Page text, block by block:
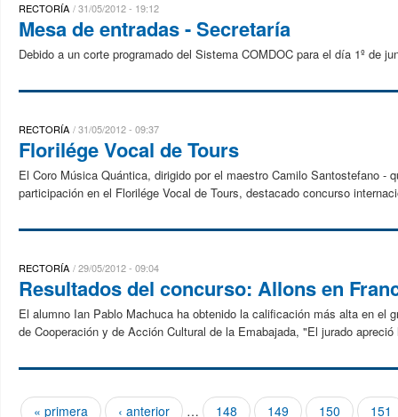
RECTORÍA 31/05/2012 - 19:12
Mesa de entradas - Secretaría
Debido a un corte programado del Sistema COMDOC para el día 1º de
RECTORÍA 31/05/2012 - 09:37
Florilége Vocal de Tours
El Coro Música Quántica, dirigido por el maestro Camilo Santostefano -
participación en el Florilége Vocal de Tours, destacado concurso
RECTORÍA 29/05/2012 - 09:04
Resultados del concurso: Allons en
El alumno Ian Pablo Machuca ha obtenido la calificación más alta en el
de Cooperación y de Acción Cultural de la Emabajada, "El jurado
« primera ‹ anterior … 148 149 150 151